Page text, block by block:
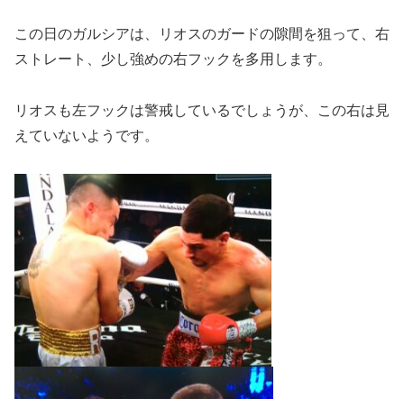
この日のガルシアは、リオスのガードの隙間を狙って、右
ストレート、少し強めの右フックを多用します。
リオスも左フックは警戒しているでしょうが、この右は見
えていないようです。